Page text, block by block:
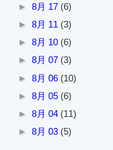
► 8月 17 (6)
► 8月 11 (3)
► 8月 10 (6)
► 8月 07 (3)
► 8月 06 (10)
► 8月 05 (6)
► 8月 04 (11)
► 8月 03 (5)